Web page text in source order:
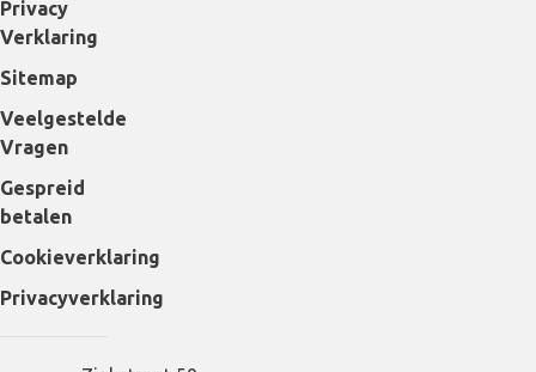
Privacy
Verklaring
Sitemap
Veelgestelde
Vragen
Gespreid
betalen
Cookieverklaring
Privacyverklaring